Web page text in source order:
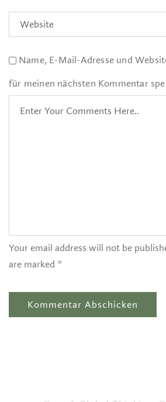
Name, E-Mail-Adresse und
für meinen nächsten Kommentar
Your email address will not be
are marked *